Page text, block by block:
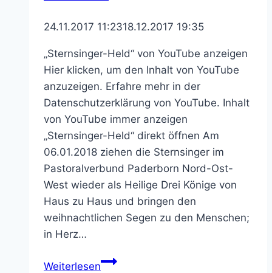
24.11.2017 11:2318.12.2017 19:35
„Sternsinger-Held“ von YouTube anzeigen
Hier klicken, um den Inhalt von YouTube
anzuzeigen. Erfahre mehr in der
Datenschutzerklärung von YouTube. Inhalt
von YouTube immer anzeigen
„Sternsinger-Held“ direkt öffnen Am
06.01.2018 ziehen die Sternsinger im
Pastoralverbund Paderborn Nord-Ost-
West wieder als Heilige Drei Könige von
Haus zu Haus und bringen den
weihnachtlichen Segen zu den Menschen;
in Herz…
WeiterlesenWerdet